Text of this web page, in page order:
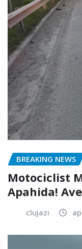
BREAKING NEWS
Motociclist
Apahida!
clujazi